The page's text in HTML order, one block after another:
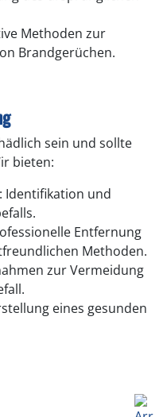
Methoden zur
Brandgerüchen.
sein und sollte
bieten:
Identifikation und
Entfernung
Methoden.
zur Vermeidung
eines gesunden